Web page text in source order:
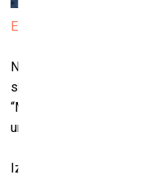
Evijas Džonsones darbs
No 12. marta līdz 12.
skatāmas divas
“Māksla mīl
un Ginta Zilbaloža
Izstāde “Māksla mīl